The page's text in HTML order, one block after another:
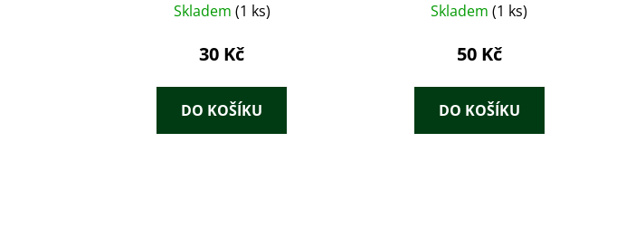
Skladem (1 ks)
30 Kč
DO KOŠÍKU
Skladem(1 ks)
50 Kč
DO KOŠÍKU